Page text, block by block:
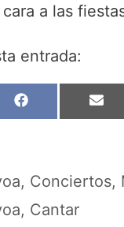
a las
entrada:
Compartir
en
a
o
k
m
, Conciertos,
, Cantar